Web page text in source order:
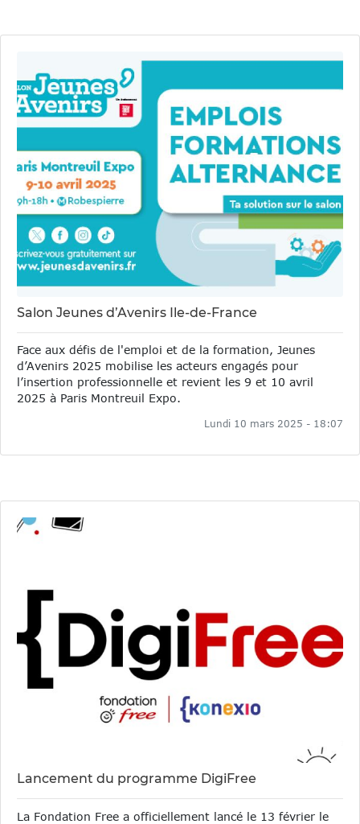
Salon Jeunes d’Avenirs Ile-de-France
Face aux défis de l'emploi et de la formation, Jeunes
d’Avenirs 2025 mobilise les acteurs engagés pour
l’insertion professionnelle et revient les 9 et 10 avril
2025 à Paris Montreuil Expo.
Lundi 10 mars 2025 - 18:07
Lancement du programme DigiFree
La Fondation Free a officiellement lancé le 13 février le